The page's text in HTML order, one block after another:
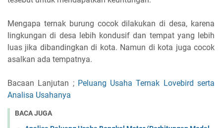
Mengapa ternak burung cocok dilakukan di desa, karena
lingkungan di desa lebih kondusif dan tempat yang lebih
luas jika dibandingkan di kota. Namun di kota juga cocok
asalkan ada tempatnya.
Bacaan Lanjutan ; Peluang Usaha Ternak Lovebird serta
Analisa Usahanya
BACA JUGA